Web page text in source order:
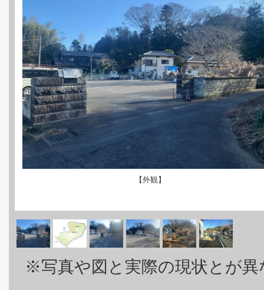
【外観】
※写真や図と実際の現状とが